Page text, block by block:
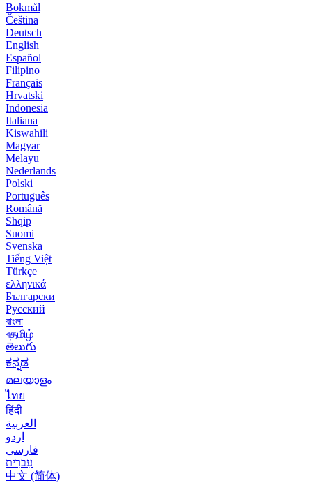
Bokmål
Čeština
Deutsch
English
Español
Filipino
Français
Hrvatski
Indonesia
Italiana
Kiswahili
Magyar
Melayu
Nederlands
Polski
Português
Română
Shqip
Suomi
Svenska
Tiếng Việt
Türkçe
ελληνικά
Български
Русский
বাংলা
বதமிழ்
తెలుగు
ಕನ್ನಡ
മലയാളം
ไทย
हिंदी
العربية
اردو
فارسی
עִברִית
中文 (简体)